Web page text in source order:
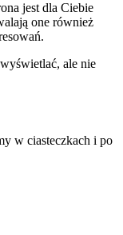
jest dla Ciebie
one również
ale nie
w ciasteczkach i po